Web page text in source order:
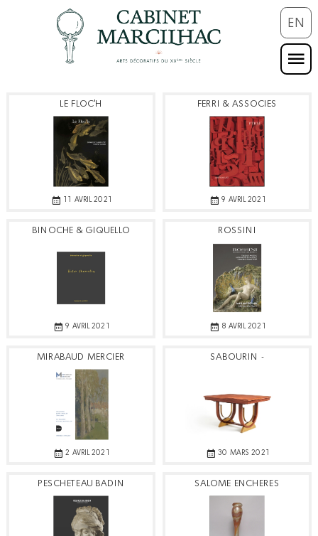
EN
LE FLOC'H
11 AVRIL 2021
FERRI & ASSOCIES
9 AVRIL 2021
BINOCHE & GIQUELLO
9 AVRIL 2021
ROSSINI
8 AVRIL 2021
MIRABAUD MERCIER
2 AVRIL 2021
SABOURIN -
30 MARS 2021
PESCHETEAU BADIN SALOME ENCHERES